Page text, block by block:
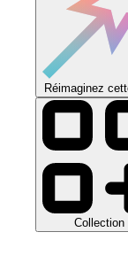
Réimaginez
Collection